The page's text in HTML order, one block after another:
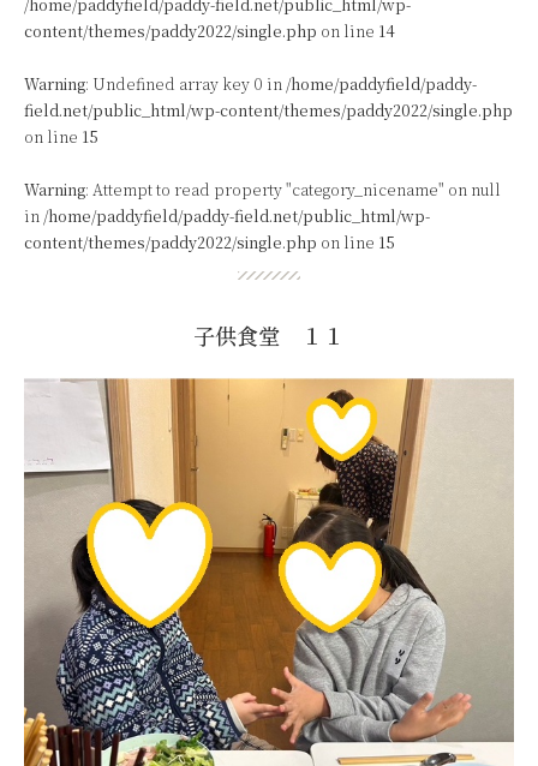
content/themes/paddy2022/single.php on line 14
Warning: Undefined array key 0 in /home/paddyfield/paddy-
field.net/public_html/wp-content/themes/paddy2022/single.php
on line 15
Warning: Attempt to read property "category_nicename" on null
in /home/paddyfield/paddy-field.net/public_html/wp-
content/themes/paddy2022/single.php on line 15
子供食堂 １１